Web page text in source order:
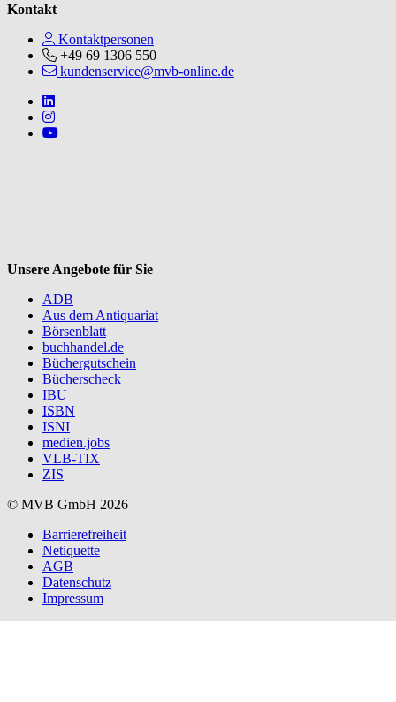
Kontakt
Kontaktpersonen
+49 69 1306 550
kundenservice@mvb-online.de
Follow us on https://www.linkedin.com/company/mvbbooks
Follow us on https://www.instagram.com/lifeatmvb/
Follow us on https://www.youtube.com/@mvbbooks
Unsere Angebote für Sie
ADB
Aus dem Antiquariat
Börsenblatt
buchhandel.de
Büchergutschein
Bücherscheck
IBU
ISBN
ISNI
medien.jobs
VLB-TIX
ZIS
© MVB GmbH 2026
Barrierefreiheit
Netiquette
AGB
Datenschutz
Impressum